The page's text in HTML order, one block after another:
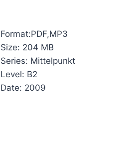
Format:PDF,MP3
Size: 204 MB
Series: Mittelpunkt
Level: B2
Date: 2009